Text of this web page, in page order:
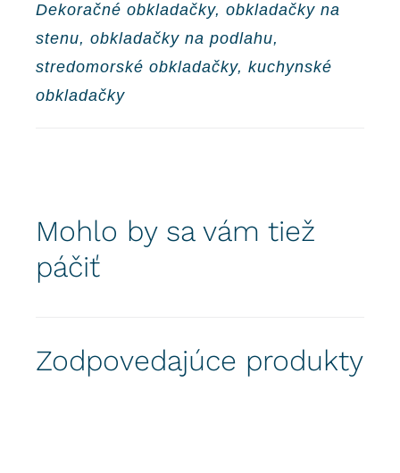
Dekoračné obkladačky, obkladačky na
stenu, obkladačky na podlahu,
stredomorské obkladačky, kuchynské
obkladačky
Mohlo by sa vám tiež
páčiť
Zodpovedajúce produkty